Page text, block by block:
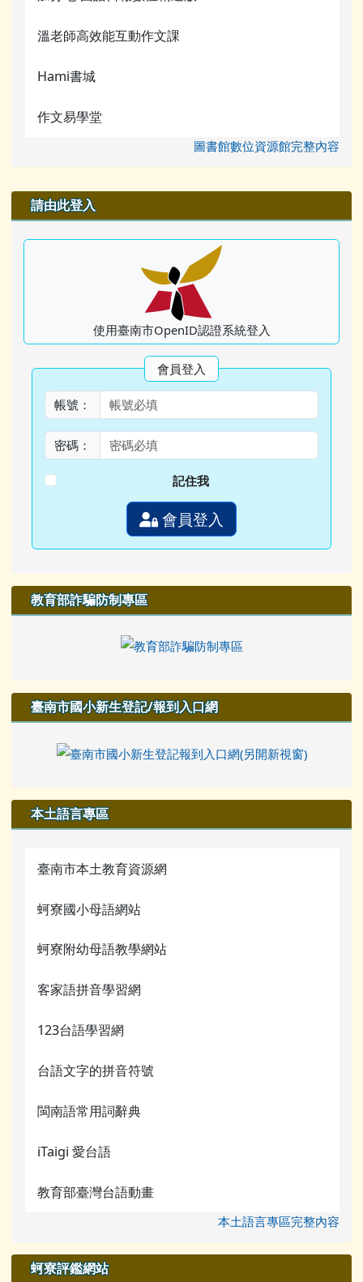
溫老師高效能互動作文課
Hami書城
作文易學堂
圖書館數位資源館完整內容
右邊區域內容
請由此登入
使用臺南市OpenID認證系統登入
會員登入
帳號：
密碼：
記住我
會員登入
教育部詐騙防制專區
臺南市國小新生登記/報到入口網
本土語言專區
臺南市本土教育資源網
蚵寮國小母語網站
蚵寮附幼母語教學網站
客家語拼音學習網
123台語學習網
台語文字的拼音符號
閩南語常用詞辭典
iTaigi 愛台語
教育部臺灣台語動畫
本土語言專區完整內容
蚵寮評鑑網站